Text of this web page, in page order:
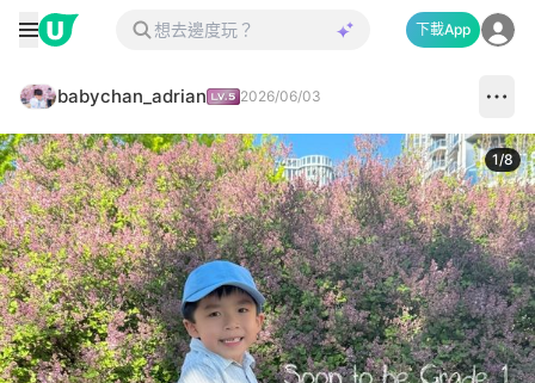
下載App
babychan_adrian 2026/06/03
1/8